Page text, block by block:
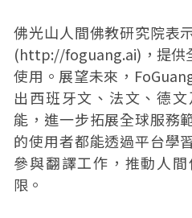
佛光山人間佛教研究院表
(http://foguang.ai)，提供
使用。展望未來，
出西班牙文、法文、德
能，進一步拓展全球服務
的使用者都能透過平台學
參與翻譯工作，推動人
限。